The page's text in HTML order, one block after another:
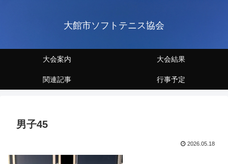
大館市ソフトテニス協会
大会案内 大会結果
関連記事 行事予定
男子45
2026.05.18